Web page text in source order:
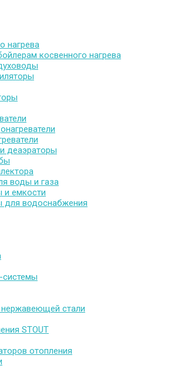
нагрева
косвенного нагрева
деаэраторы
воды и газа
и емкости
для водоснабжения
системы
стали
STOUT
отопления